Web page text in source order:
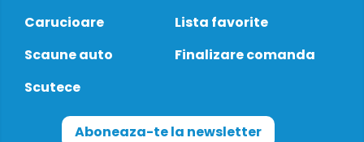
Carucioare
Scaune auto
Scutece
Lista favorite
Finalizare comanda
Aboneaza-te la newsletter